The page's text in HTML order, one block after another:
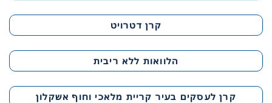
קרן דטרויט
הלוואות ללא ריבית
קרן לעסקים בעיר קריית מלאכי וחוף אשקלון